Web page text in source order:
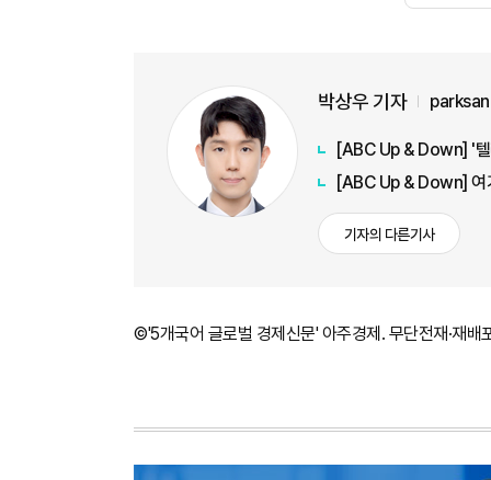
박상우 기자
[ABC Up & Down] 여
기자의 다른기사
©'5개국어 글로벌 경제신문' 아주경제. 무단전재·재배